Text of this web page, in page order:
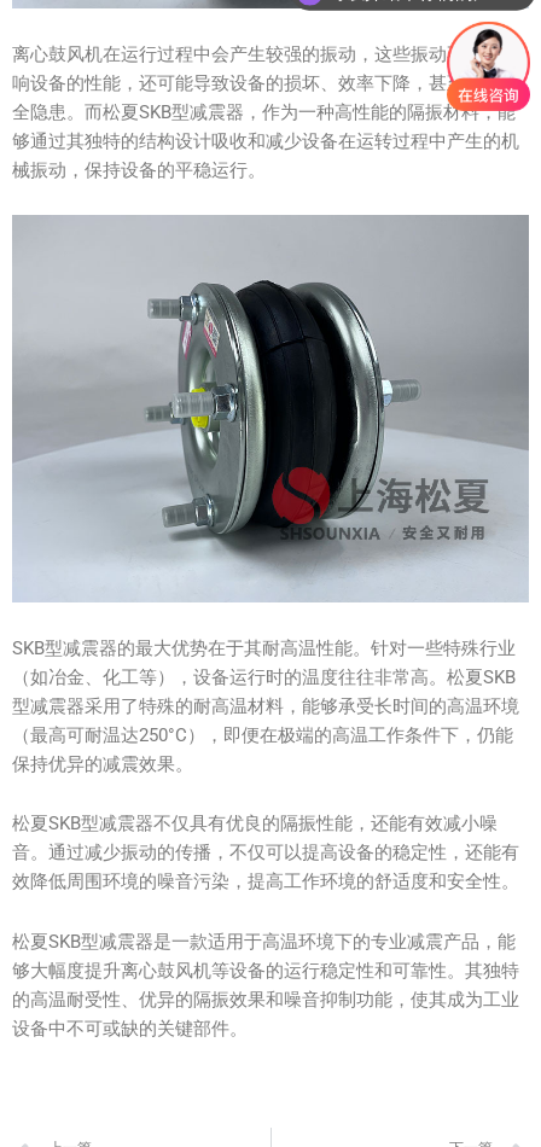
离心鼓风机在运行过程中会产生较强的振动，这些振动不仅会影
响设备的性能，还可能导致设备的损坏、效率下降，甚至引发安
全隐患。而松夏SKB型减震器，作为一种高性能的隔振材料，能
够通过其独特的结构设计吸收和减少设备在运转过程中产生的机
械振动，保持设备的平稳运行。
SKB型减震器的最大优势在于其耐高温性能。针对一些特殊行业
（如冶金、化工等），设备运行时的温度往往非常高。松夏SKB
型减震器采用了特殊的耐高温材料，能够承受长时间的高温环境
（最高可耐温达250°C），即便在极端的高温工作条件下，仍能
保持优异的减震效果。
松夏SKB型减震器不仅具有优良的隔振性能，还能有效减小噪
音。通过减少振动的传播，不仅可以提高设备的稳定性，还能有
效降低周围环境的噪音污染，提高工作环境的舒适度和安全性。
松夏SKB型减震器是一款适用于高温环境下的专业减震产品，能
够大幅度提升离心鼓风机等设备的运行稳定性和可靠性。其独特
的高温耐受性、优异的隔振效果和噪音抑制功能，使其成为工业
设备中不可或缺的关键部件。